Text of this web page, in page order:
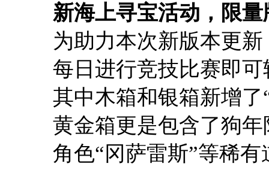
新海上寻宝活动，限
为助力本次新版本更
每日进行竞技比赛即
其中木箱和银箱新增
黄金箱更是包含了狗
角色“冈萨雷斯”等稀有